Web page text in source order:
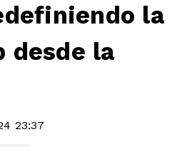
la
desde la
23:37